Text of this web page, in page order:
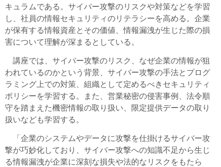
キュラムである。サイバー攻撃のリスクや対策などを学習
し、社員の情報セキュリティのリテラシーを高める。企業
が保有する情報資産とその価値、情報漏洩が生じた際の損
害について理解が深まるとしている。
講座では、サイバー攻撃のリスク、なぜ企業の情報が狙
われているのかという背景、サイバー攻撃の手法とプログ
ラミング上での対策、組織として定めるべきセキュリティ
ポリシーを学習する。また、営業秘密の侵害事例、法令順
守を踏まえた機密情報の取り扱い、限定提供データの取り
扱いなども学習する。
「企業のシステムやデータに攻撃を仕掛けるサイバー攻
撃が巧妙化しており、サイバー攻撃への知識不足から生じ
る情報漏洩が企業に深刻な損失や法的なリスクをもたら